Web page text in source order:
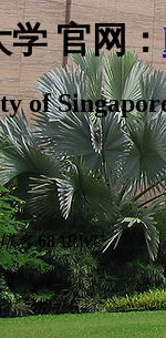
学 官网：
of
名 68ARWU